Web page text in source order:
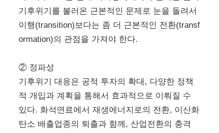
기후위기를 불러온 근본적인 문제로 눈을 돌려서
이행(transition)보다는 좀 더 근본적인 전환(transf
ormation)의 관점을 가져야 한다.
② 정파성
기후위기 대응은 공적 투자의 확대, 다양한 정책
적 개입과 계획을 통해서 효과적으로 이뤄질 수
있다. 화석연료에서 재생에너지로의 전환, 이산화
탄소 배출업종의 퇴출과 함께, 산업전환의 충격